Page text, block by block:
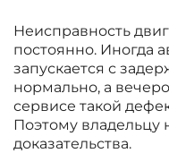
Неисправность
постоянно. Иногда
запускается с
нормально, а
сервисе такой
Поэтому владельцу
доказательства.